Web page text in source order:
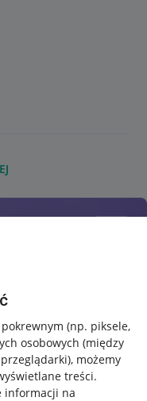
(np. piksele,
osobowych (między
, możemy
treści.
informacji na